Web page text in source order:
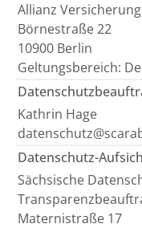
Allianz
Börnestraße 22
10900 Berlin
Geltungsbereich:
Kathrin Hage
Datenschutz-
Sächsische
Maternistraße 17